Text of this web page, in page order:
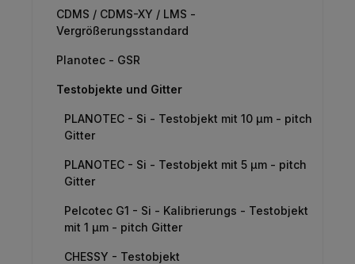
CDMS / CDMS-XY / LMS -
Vergrößerungsstandard
Planotec - GSR
Testobjekte und Gitter
PLANOTEC - Si - Testobjekt mit 10 µm - pitch
Gitter
PLANOTEC - Si - Testobjekt mit 5 µm - pitch
Gitter
Pelcotec G1 - Si - Kalibrierungs - Testobjekt
mit 1 µm - pitch Gitter
CHESSY - Testobjekt